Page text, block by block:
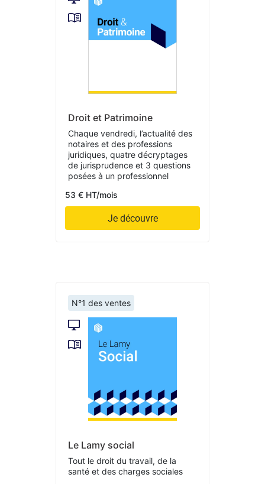
Droit et Patrimoine
Chaque vendredi, l’actualité des
notaires et des professions
juridiques, quatre décryptages
de jurisprudence et 3 questions
posées à un professionnel
53 € HT/mois
Je découvre
N°1 des ventes
Le Lamy social
Tout le droit du travail, de la
santé et des charges sociales